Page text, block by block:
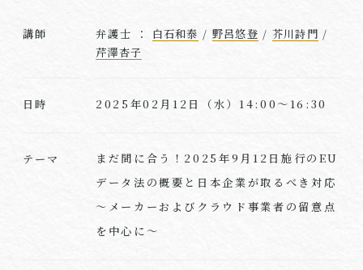
講師 弁護士 ： 白石和泰 / 野呂悠登 / 芥川詩門 /
芹澤杏子
日時 2025年02月12日（水）14:00～16:30
テーマ
まだ間に合う！2025年9月12日施行のEU
データ法の概要と日本企業が取るべき対応
～メーカーおよびクラウド事業者の留意点
を中心に～